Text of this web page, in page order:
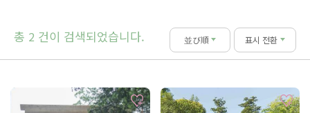
총 2 건이 검색되었습니다. 並び順 표시 전환